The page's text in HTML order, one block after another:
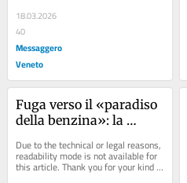
sforzi...
18.03.2026
40
Messaggero
Veneto
Fuga verso il «paradiso
della benzina»: la
e gli austriaci
prosciugano i
Due to the technical or legal reasons,
readability mode is not available for
this article. Thank you for your kind